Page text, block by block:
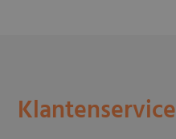
Klantenservice